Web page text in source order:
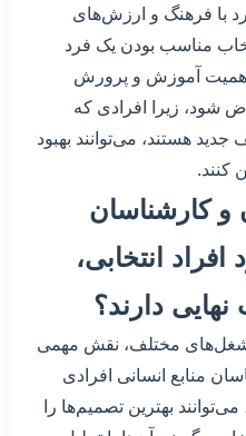
با فرهنگ و ارزش‌های
مناسب بودن یک فرد
اهمیت آموزش و پرورش
شود، زیرا افرادی که
جدید هستند، می‌توانند بهبود
کنند.
و کارشناسان
انتخابی،
نهایی دارند؟
شغل‌های مختلف، نقش مهمی
منابع انسانی افرادی
بهترین تصمیم‌ها را